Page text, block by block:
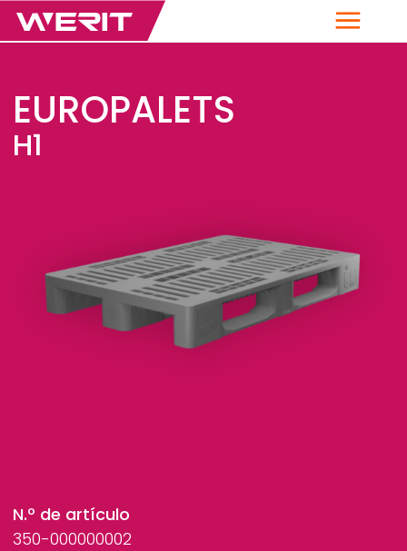
Menú
EUROPALETS
H1
N.º de artículo
350-000000002